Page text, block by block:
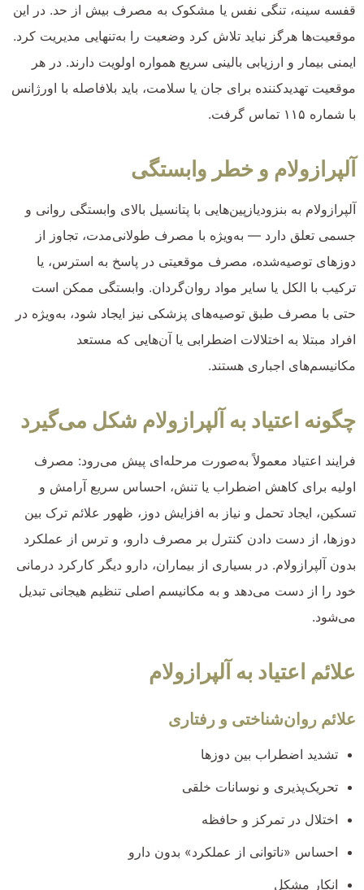
قفسه سینه، تنگی نفس یا مشکوک به مصرف بیش از حد. در این
موقعیت‌ها هرگز نباید تلاش کرد وضعیت را به‌تنهایی مدیریت کرد.
ایمنی بیمار و ارزیابی بالینی سریع همواره اولویت دارند. در هر
موقعیت تهدیدکننده برای جان یا سلامت، باید بلافاصله با اورژانس
با شماره ۱۱۵ تماس گرفت.
آلپرازولام و خطر وابستگی
آلپرازولام به بنزودیازپین‌هایی با پتانسیل بالای وابستگی روانی و
جسمی تعلق دارد — به‌ویژه با مصرف طولانی‌مدت، تجاوز از
دوزهای توصیه‌شده، مصرف موقعیتی در پاسخ به استرس، یا
ترکیب با الکل یا سایر مواد روان‌گردان. وابستگی ممکن است
حتی با مصرف طبق توصیه‌های پزشکی نیز ایجاد شود، به‌ویژه در
افراد مبتلا به اختلالات اضطرابی یا آن‌هایی که مستعد
مکانیسم‌های اجباری هستند.
چگونه اعتیاد به آلپرازولام شکل می‌گیرد
فرایند اعتیاد معمولاً به‌صورت مرحله‌ای پیش می‌رود: مصرف
اولیه برای کاهش اضطراب یا تنش، احساس سریع آرامش و
تسکین، ایجاد تحمل و نیاز به افزایش دوز، ظهور علائم ترک بین
دوزها، از دست دادن کنترل بر مصرف دارو، و ترس از عملکرد
بدون آلپرازولام. در بسیاری از بیماران، دارو دیگر کارکرد درمانی
خود را از دست می‌دهد و به مکانیسم اصلی تنظیم هیجانی تبدیل
می‌شود.
علائم اعتیاد به آلپرازولام
علائم روان‌شناختی و رفتاری
تشدید اضطراب بین دوزها
تحریک‌پذیری و نوسانات خلقی
اختلال در تمرکز و حافظه
احساس «ناتوانی از عملکرد» بدون دارو
انکار مشکل